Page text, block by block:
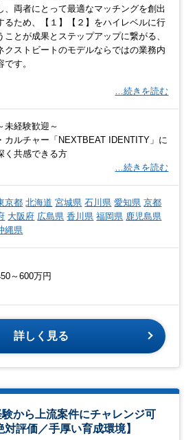
、両者にとって最適なマッチングを創出
るため、【１】【２】をハイレベルに行
ことが成果とステップアップに繋がる、
クストビートのモデルならではの業務内
です。
…続きを読む
未経験歓迎～
・カルチャー「NEXTBEAT IDENTITY」に
く共感できる方
…続きを読む
京都 北海道 宮城県 石川県 愛知県 京都
大阪府 広島県 香川県 福岡県 鹿児島県
縄県
～600万円
詳しく見る
から上流案件にチャレンジ可
評価／手厚い育成環境】